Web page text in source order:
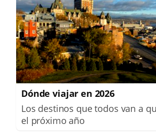
Dónde viajar en 2026
Los destinos que todos van a
el próximo año